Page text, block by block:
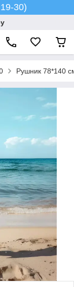
30)
Рушник 78*140